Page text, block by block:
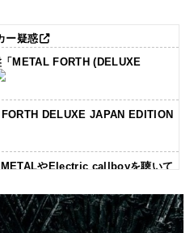
ー疑惑
METAL FORTH (DELUXE
DELUXE JAPAN EDITION
やElectric callboyを聴いて